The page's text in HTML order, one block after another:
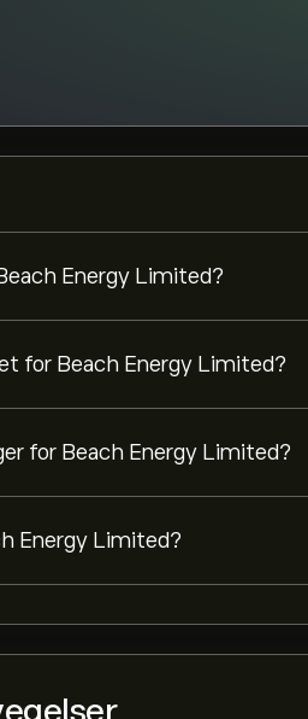
Energy Limited?
for Beach Energy Limited?
for Beach Energy Limited?
Energy Limited?